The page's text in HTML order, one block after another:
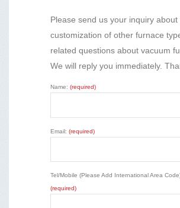
Please send us your inquiry about
customization of other furnace
related questions about vacuum
We will reply you immediately.
Name: (required)
Email: (required)
Tel/Mobile (Please Add International Area
(required)